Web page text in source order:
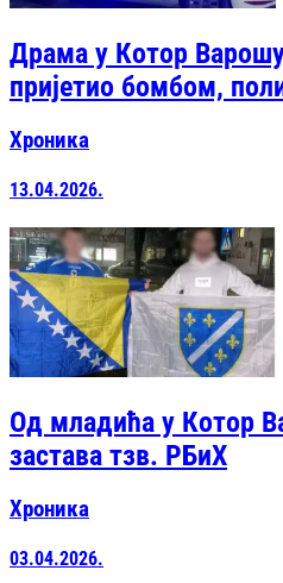
Драма у Котор
пријетио бомбом,
Хроника
13.04.2026.
Од младића у Котор
застава тзв. РБиХ
Хроника
03.04.2026.